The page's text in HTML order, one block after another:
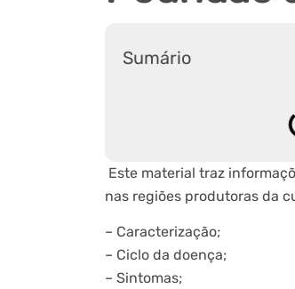
Sumário
Este material traz
nas regiões produtoras da
– Caracterização;
– Ciclo da doença;
– Sintomas;